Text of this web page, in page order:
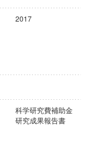
2017
科学研究費補助金
研究成果報告書